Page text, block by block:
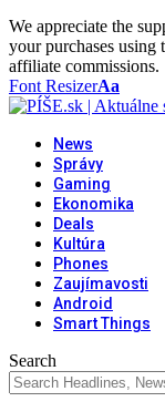
We appreciate the
your purchases
affiliate commissions.
Font ResizerAa
News
Správy
Gaming
Ekonomika
Deals
Kultúra
Phones
Zaujímavosti
Android
Smart Things
Search